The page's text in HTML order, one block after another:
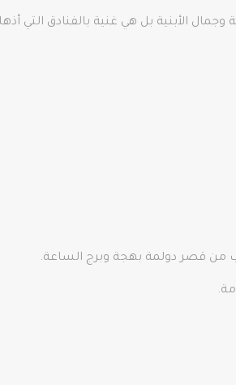
الأبنية بل هي غنية بالفنادق التي
من قصر دولمة بهجة وبرج الساعة.